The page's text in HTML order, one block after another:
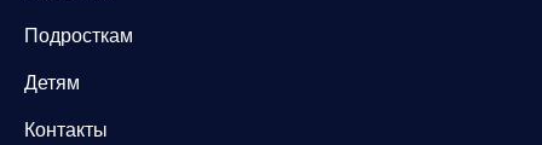
Подросткам
Детям
Контакты